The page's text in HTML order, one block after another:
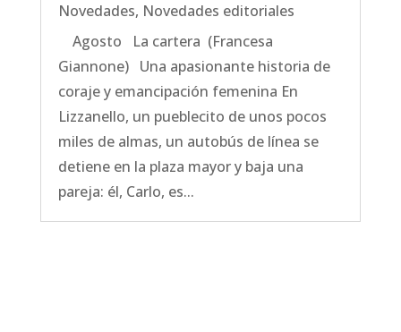
Novedades, Novedades editoriales
Agosto La cartera (Francesa
Giannone) Una apasionante historia de
coraje y emancipación femenina En
Lizzanello, un pueblecito de unos pocos
miles de almas, un autobús de línea se
detiene en la plaza mayor y baja una
pareja: él, Carlo, es...